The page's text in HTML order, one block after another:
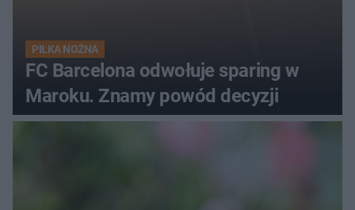
PIŁKA NOŻNA
FC Barcelona odwołuje sparing w
Maroku. Znamy powód decyzji